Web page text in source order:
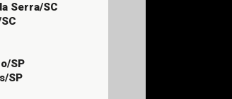
Serra/SC
SP
SP